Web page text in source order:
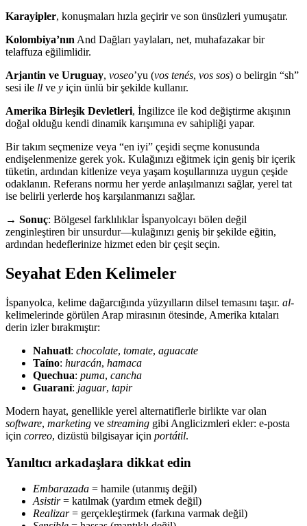
Karayipler, konuşmaları hızla geçirir ve son ünsüzleri yumuşatır.
Kolombiya’nın And Dağları yaylaları, net, muhafazakar bir
telaffuza eğilimlidir.
Arjantin ve Uruguay, voseo’yu (vos tenés, vos sos) o belirgin “sh”
sesi ile ll ve y için ünlü bir şekilde kullanır.
Amerika Birleşik Devletleri, İngilizce ile kod değiştirme akışının
doğal olduğu kendi dinamik karışımına ev sahipliği yapar.
Bir takım seçmenize veya “en iyi” çeşidi seçme konusunda
endişelenmenize gerek yok. Kulağınızı eğitmek için geniş bir içerik
tüketin, ardından kitlenize veya yaşam koşullarınıza uygun çeşide
odaklanın. Referans normu her yerde anlaşılmanızı sağlar, yerel tat
ise belirli yerlerde hoş karşılanmanızı sağlar.
→ Sonuç: Bölgesel farklılıklar İspanyolcayı bölen değil
zenginleştiren bir unsurdur—kulağınızı geniş bir şekilde eğitin,
ardından hedeflerinize hizmet eden bir çeşit seçin.
Seyahat Eden Kelimeler
İspanyolca, kelime dağarcığında yüzyılların dilsel temasını taşır. al-
kelimelerinde görülen Arap mirasının ötesinde, Amerika kıtaları
derin izler bırakmıştır:
Nahuatl: chocolate, tomate, aguacate
Taíno: huracán, hamaca
Quechua: puma, cancha
Guaraní: jaguar, tapir
Modern hayat, genellikle yerel alternatiflerle birlikte var olan
software, marketing ve streaming gibi Anglicizmleri ekler: e-posta
için correo, dizüstü bilgisayar için portátil.
Yanıltıcı arkadaşlara dikkat edin
Embarazada = hamile (utanmış değil)
Asistir= katılmak (yardım etmek değil)
Realizar= gerçekleştirmek (farkına varmak değil)